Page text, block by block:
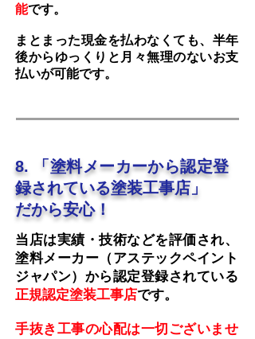
能です。
まとまった現金を払わなくても、半年
後からゆっくりと月々無理のないお支
払いが可能です。​
​8. 「塗料メーカーから認定登
録されている塗装工事店」
だから安心！
当店は実績・技術などを評価され、
塗料メーカー（アステックペイント
ジャパン）から認定登録されている
正規認定塗装工事店です。
手抜き工事の心配は一切ございませ